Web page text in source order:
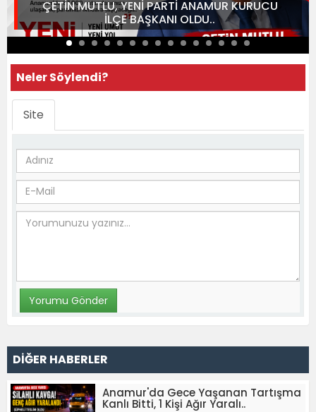
ÇETİN MUTLU, YENİ PARTİ ANAMUR KURUCU
İLÇE BAŞKANI OLDU..
Neler Söylendi?
Site
DİĞER HABERLER
Anamur'da Gece Yaşanan Tartışma
Kanlı Bitti, 1 Kişi Ağır Yaralı..